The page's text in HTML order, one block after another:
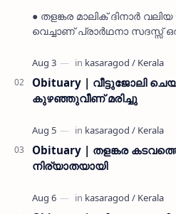
● തളങ്കര മാലിക് ദിനാർ
വെച്ചാണ് പ്രാർഥനാ സദസ്സ്
നൽകി കാസ…
Obituary | വീട്ടുജോലി
കുഴഞ്ഞുവീണ് മരിച്ചു
Obituary | തളങ്കര
നിര്യാതയായി